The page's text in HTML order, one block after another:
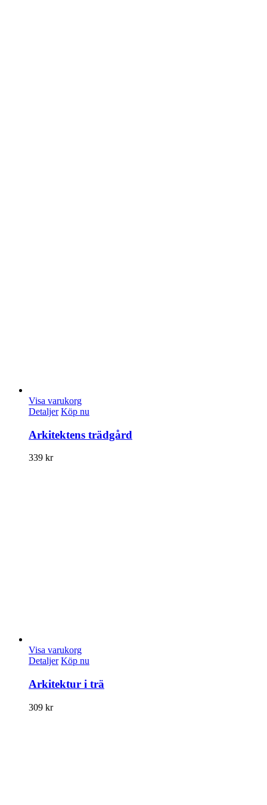
Visa varukorg
Detaljer Köp nu
Arkitektens trädgård
339 kr
Visa varukorg
Detaljer Köp nu
Arkitektur i trä
309 kr